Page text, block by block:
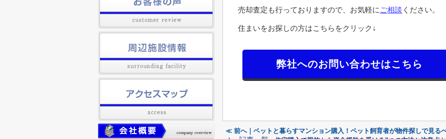
売却査定も行っておりますので、お気軽に ご相談 ください。
住まいをお探しの方はこちらをクリック↓
弊社へのお問い合わせはこちら
≪ 前へ｜ペットと暮らすマンション購入！ペット飼育者が物件探しで見る